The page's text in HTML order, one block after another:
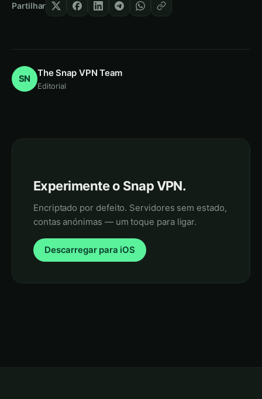
Partilhar
SN
The Snap VPN Team
Editorial
Experimente o Snap VPN.
Encriptado por defeito. Servidores sem estado,
contas anónimas — um toque para ligar.
Descarregar para iOS